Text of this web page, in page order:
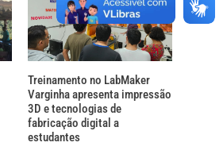
Treinamento no LabMaker
Varginha apresenta impressão
3D e tecnologias de
fabricação digital a
estudantes